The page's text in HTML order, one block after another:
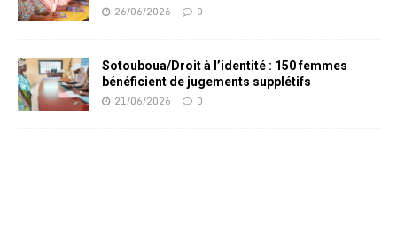
26/06/2026 0
Sotouboua/Droit à l’identité : 150 femmes
bénéficient de jugements supplétifs
21/06/2026 0